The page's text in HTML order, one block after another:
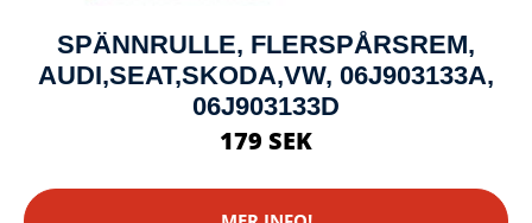
SPÄNNRULLE, FLERSPÅRSREM,
AUDI,SEAT,SKODA,VW, 06J903133A,
06J903133D
179 SEK